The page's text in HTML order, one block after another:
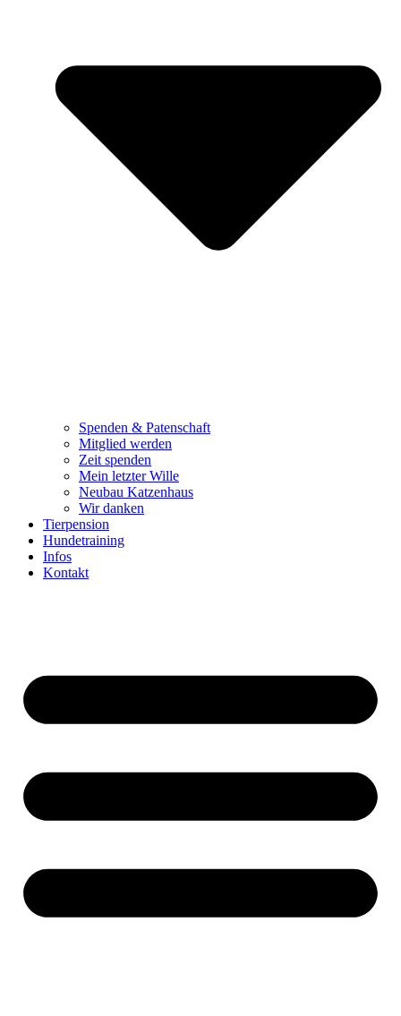
Spenden & Patenschaft
Mitglied werden
Zeit spenden
Mein letzter Wille
Neubau Katzenhaus
Wir danken
Tierpension
Hundetraining
Infos
Kontakt